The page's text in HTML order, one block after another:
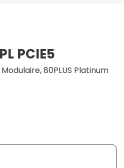
PCIE5
80PLUS Platinum